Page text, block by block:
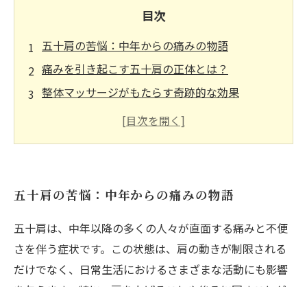
目次
五十肩の苦悩：中年からの痛みの物語
痛みを引き起こす五十肩の正体とは？
整体マッサージがもたらす奇跡的な効果
施術者から学ぶ！五十肩に特化したマッサージ
あなたの肩も楽に！五十肩に効くマッサージの
すすめ
五十肩の苦悩：中年からの痛みの物語
五十肩は、中年以降の多くの人々が直面する痛みと不便
さを伴う症状です。この状態は、肩の動きが制限される
だけでなく、日常生活におけるさまざまな活動にも影響